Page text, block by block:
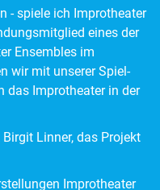
- spiele ich Improtheater
eines der
Ensembles im
wir mit unserer Spiel-
das Improtheater in der
Linner, das Projekt
Improtheater